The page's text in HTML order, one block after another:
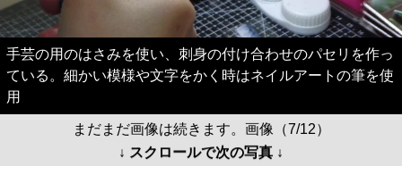
手芸の用のはさみを使い、刺身の付け合わせのパセリを作っ
ている。細かい模様や文字をかく時はネイルアートの筆を使
用
まだまだ画像は続きます。画像（7/12）
↓ スクロールで次の写真 ↓